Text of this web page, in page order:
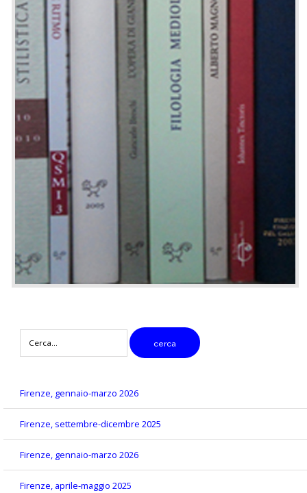
cercare
cerca
Firenze, gennaio-marzo 2026
Firenze, settembre-dicembre 2025
Firenze, gennaio-marzo 2026
Firenze, aprile-maggio 2025